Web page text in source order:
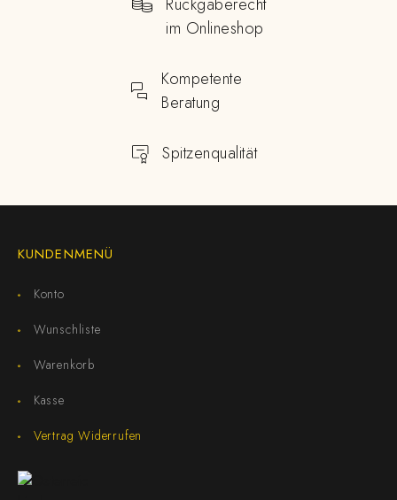
im Onlineshop
Kompetente
Beratung
Spitzenqualität
KUNDENMENÜ
Konto
Wunschliste
Warenkorb
Kasse
Vertrag Widerrufen